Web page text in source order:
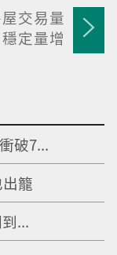
交易量
穩定量增
破7...
籠
...